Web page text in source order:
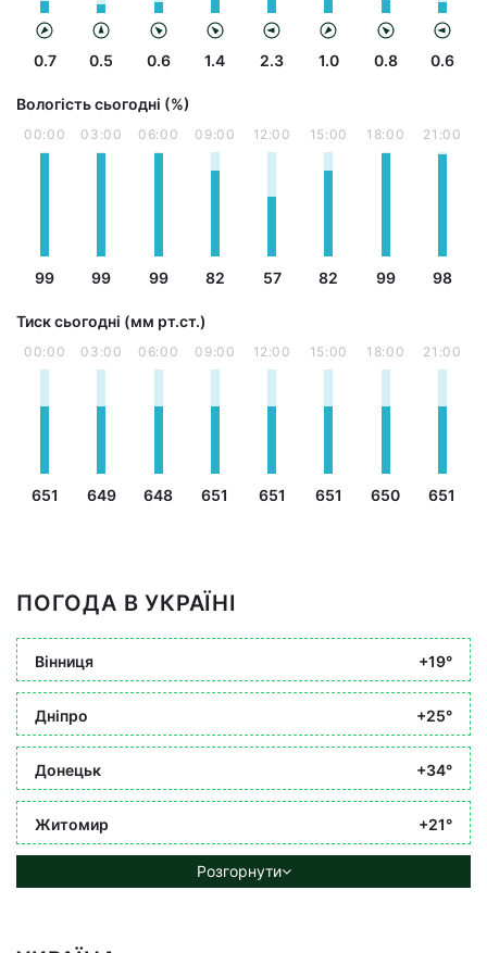
0.7 0.5 0.6 1.4 2.3 1.0 0.8 0.6
Вологість сьогодні (%)
00:00
99
03:00
99
06:00
99
09:00
82
12:00
57
15:00
82
18:00
99
21:00
98
Тиск сьогодні (мм рт.ст.)
00:00
651
03:00
649
06:00
648
09:00
651
12:00
651
15:00
651
18:00
650
21:00
651
ПОГОДА В УКРАЇНІ
Вінниця +19°
Дніпро +25°
Донецьк +34°
Житомир +21°
Розгорнути